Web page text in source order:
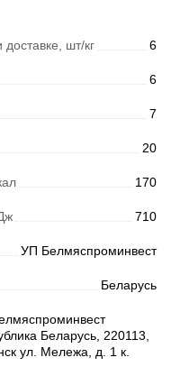
шт/кг 6
6
7
20
170
710
УП Белмяспроминвест
Беларусь
Беларусь, 220113,
ул. Мележа, д. 1 к.